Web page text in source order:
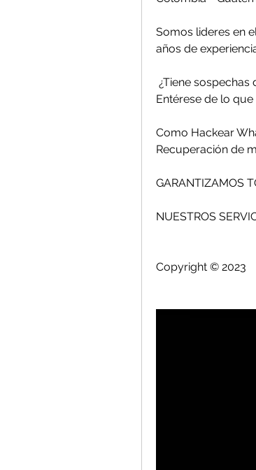
Somos lideres en
años de
¿Tiene
Entérese de
Como
Recuperación
Copyright © 2023